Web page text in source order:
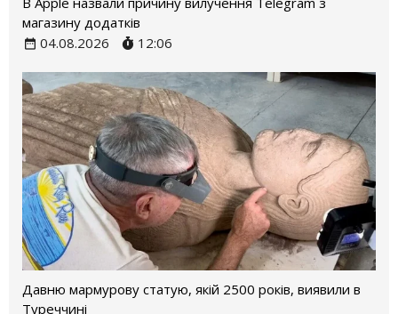
магазину додатків
04.08.2026
12:06
Давню мармурову статую, якій 2500 років, виявили в
Туреччині